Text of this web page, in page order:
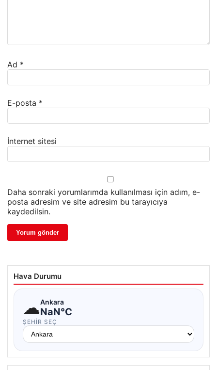
Ad *
E-posta *
İnternet sitesi
Daha sonraki yorumlarımda kullanılması için adım, e-
posta adresim ve site adresim bu tarayıcıya
kaydedilsin.
Hava Durumu
☁Ankara
NaN°C
ŞEHIR SEÇ